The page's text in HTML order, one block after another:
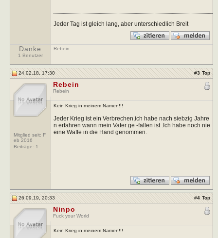
Jeder Tag ist gleich lang, aber unterschiedlich Breit
Danke
1 Benutzer
Rebein
24.02.18, 17:30 #3 Top
Mitglied seit: F
eb 2016
Beiträge: 1
Rebein
Rebein
Kein Krieg in meinem Namen!!!
Jeder Krieg ist ein Verbrechen,ich habe nach siebzig Jahre
n erfahren wann mein Vater ge -fallen ist .Ich habe noch nie
eine Waffe in die Hand genommen.
26.09.19, 20:33 #4 Top
Ninpo
Fuck your World
Kein Krieg in meinem Namen!!!